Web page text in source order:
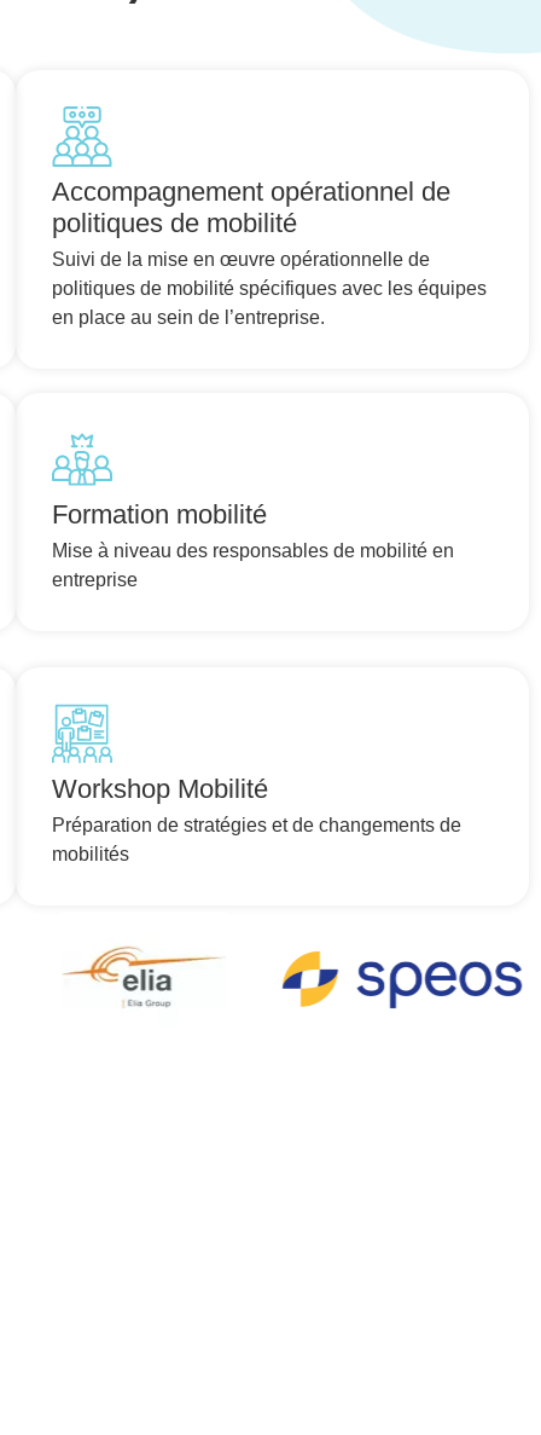
Accompagnement opérationnel de
politiques de mobilité
Suivi de la mise en œuvre opérationnelle de
politiques de mobilité spécifiques avec les équipes
en place au sein de l’entreprise.
Formation mobilité
Mise à niveau des responsables de mobilité en
entreprise
Workshop Mobilité
Préparation de stratégies et de changements de
mobilités